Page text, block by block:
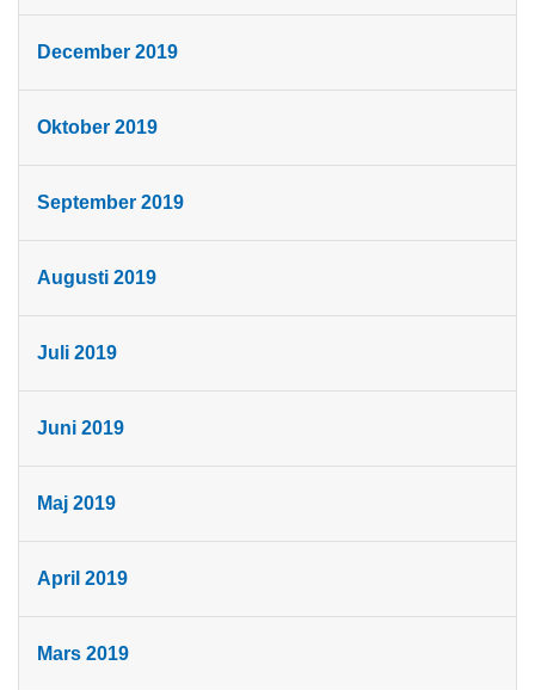
December 2019
Oktober 2019
September 2019
Augusti 2019
Juli 2019
Juni 2019
Maj 2019
April 2019
Mars 2019